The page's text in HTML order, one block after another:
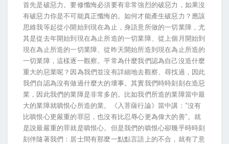
首先是破惡力。要修懺悔必須要有非常強烈的破惡力，如果沒
有破惡力你是不可能真正懺悔的。如何才能產生破惡力？應該
思維我等起從小開始到現在為止，身語意所做的一切業障，尤
其是從去年開始到現在為止所造的一切業障、從上個月開始到
現在為止所造的一切業障、從昨天開始所造到現在為止所造的
一切業障，這樣逐一觀察。平常為什麼我們認為自己沒造什麼
重大的惡業呢？因為我們並沒有詳細地去觀察、尋找過，因此
我們自認為沒有做過什麼大的壞事。其實我們時時刻刻在造惡
業，因此我們的業障是非常多的。比如我們所造的業障當中最
大的業障就嗔恨心所造的業。《入菩薩行論》當中講：“沒有
比嗔恨心更嚴重的罪惡，也沒有比忍辱心更為偉大的善”。就
是說最嚴重的罪就是嗔恨心。但是我們的嗔恨心卻幾乎時時刻
刻伴隨著我們：居士間有那麼一點點言語上的不合，就有了意